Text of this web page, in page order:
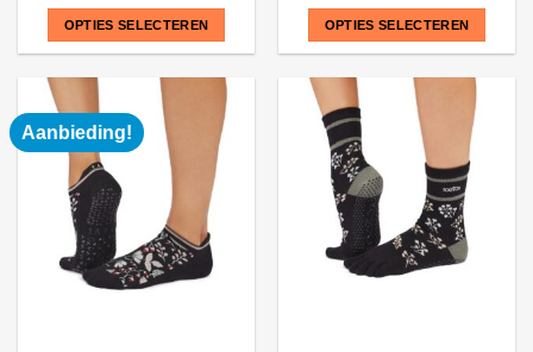
OPTIES SELECTEREN
product
heeft
meerdere
variaties.
Deze
optie
gekozen
worden
OPTIES SELECTEREN
product
heeft
meerdere
variaties.
Deze
gekozen
Aanbieding!